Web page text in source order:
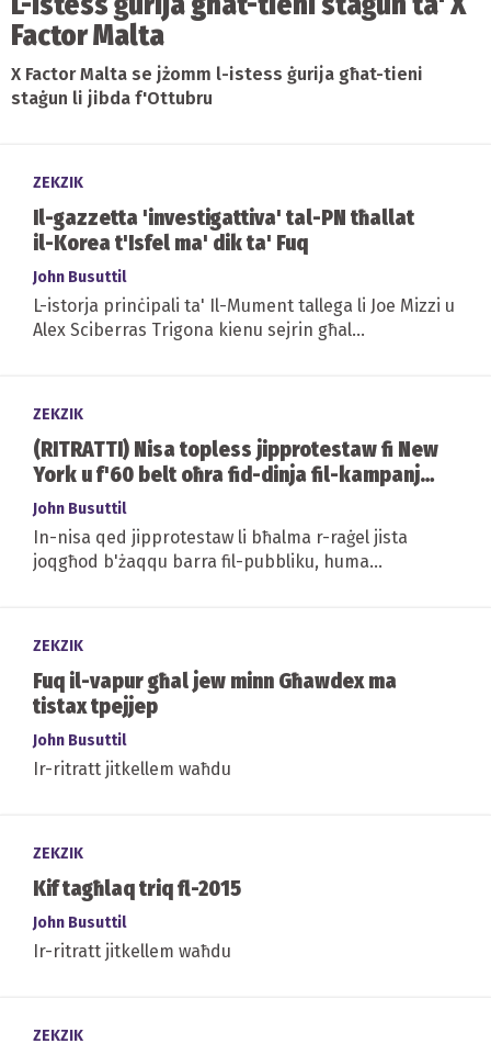
Factor Malta
X Factor Malta se jżomm l-istess ġurija għat-tieni
staġun li jibda f'Ottubru
ZEKZIK
Il-gazzetta 'investigattiva' tal-PN tħallat
il-Korea t'Isfel ma' dik ta' Fuq
John Busuttil
L-istorja prinċipali ta' Il-Mument tallega li Joe Mizzi u
Alex Sciberras Trigona kienu sejrin għal
ZEKZIK
(RITRATTI) Nisa topless jipprotestaw fi New
York u f'60 belt oħra fid-dinja fil-kampanja
'free the nipple'
John Busuttil
In-nisa qed jipprotestaw li bħalma r-raġel jista
joqgħod b'żaqqu barra fil-pubbliku, huma
ZEKZIK
Fuq il-vapur għal jew minn Għawdex ma
tistax tpejjep
John Busuttil
Ir-ritratt jitkellem waħdu
ZEKZIK
Kif tagħlaq triq fl-2015
John Busuttil
Ir-ritratt jitkellem waħdu
ZEKZIK